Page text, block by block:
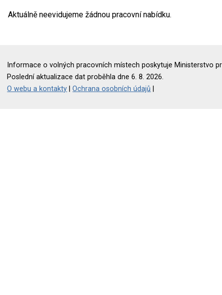
Aktuálně neevidujeme žádnou pracovní nabídku.
Informace o volných pracovních místech poskytuje Ministerstvo
Poslední aktualizace dat proběhla dne 6. 8. 2026.
O webu a kontakty |Ochrana osobních údajů